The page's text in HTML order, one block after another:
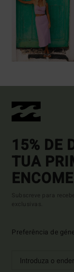
15% DE
TUA
Subscreve para
exclusivas.
Preferência de